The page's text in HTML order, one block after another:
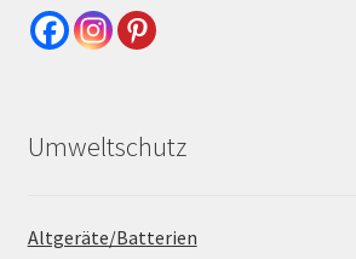
Umweltschutz
Altgeräte/Batterien